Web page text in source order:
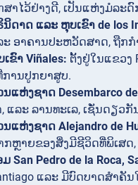
ສາໄວ້ຢ່າງດີ, ເປັນແຫ່ງມໍລະດົກ
ດາດ ແລະ ຫຸບເຂົາ de los
ະ ອາຄານປະຫວັດສາດ, ຖືກກ
ເຂົາ Viñales: ຕັ້ງຢູ່ໃນແຂວງ
ການປູກຍາສູບ.
ແຫ່ງຊາດ Desembarco
ແລະ ລານທະເລ, ເຊັ່ນດຽວ
ແຫ່ງຊາດ Alejandro de
ກຫຼາຍຂອງສິ່ງມີຊີວິດທີ່ພິເສດ
San Pedro de la Roca,
ແລະ ມີບົດບາດສຳຄັ